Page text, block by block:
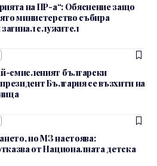
на ПР-а“: Обяснение защо
министерство събира
загинал служител
смисленият български
България се възхити на
но МЗ настоява:
от Националната детска